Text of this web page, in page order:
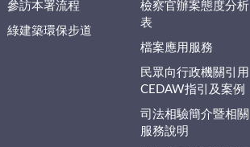
參訪本署流程
綠建築環保步道
檢察官辦案態度分析
表
檔案應用服務
民眾向行政機關引用
CEDAW指引及案例
司法相驗簡介暨相關
服務說明